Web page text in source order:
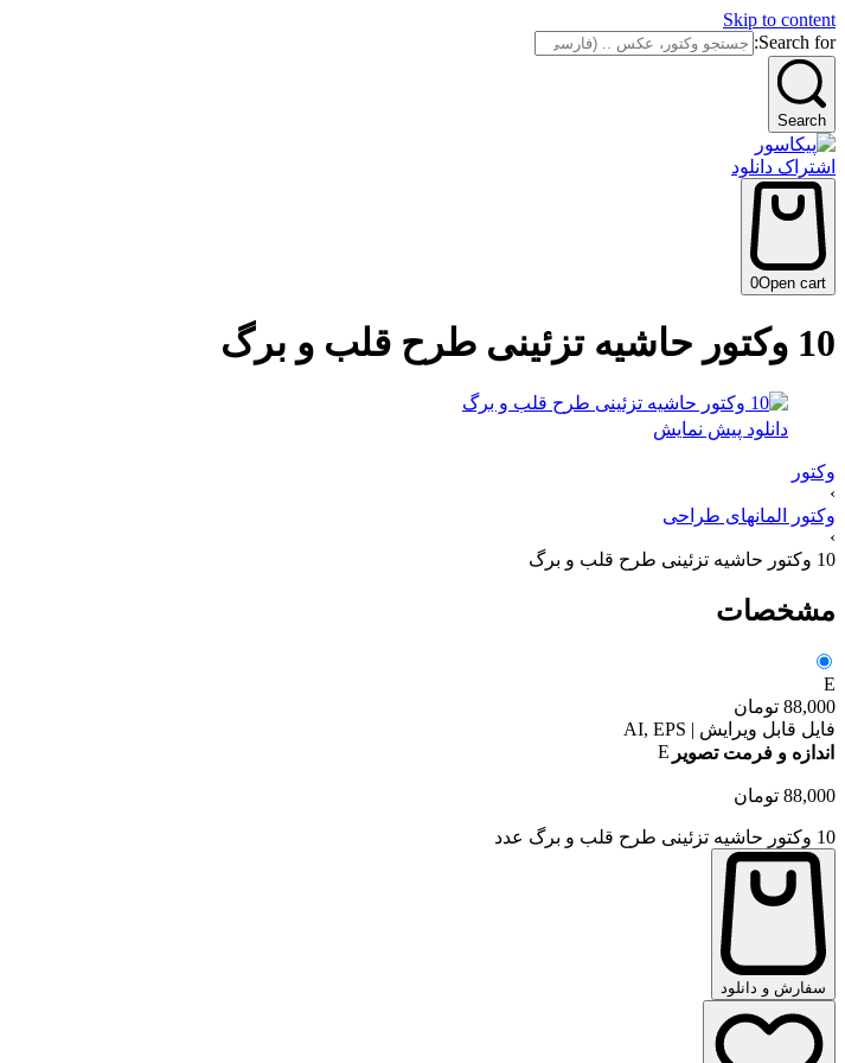
Skip to content
Search for:
Search
اشتراک دانلود
0Open cart
10 وکتور حاشیه تزئینی طرح قلب و برگ
دانلود پیش نمایش
وکتور
›
وکتور المانهای طراحی
›
10 وکتور حاشیه تزئینی طرح قلب و برگ
مشخصات
E
88,000 تومان
فایل قابل ویرایش | AI, EPS
اندازه و فرمت تصویر E
88,000 تومان
10 وکتور حاشیه تزئینی طرح قلب و برگ عدد
سفارش و دانلود